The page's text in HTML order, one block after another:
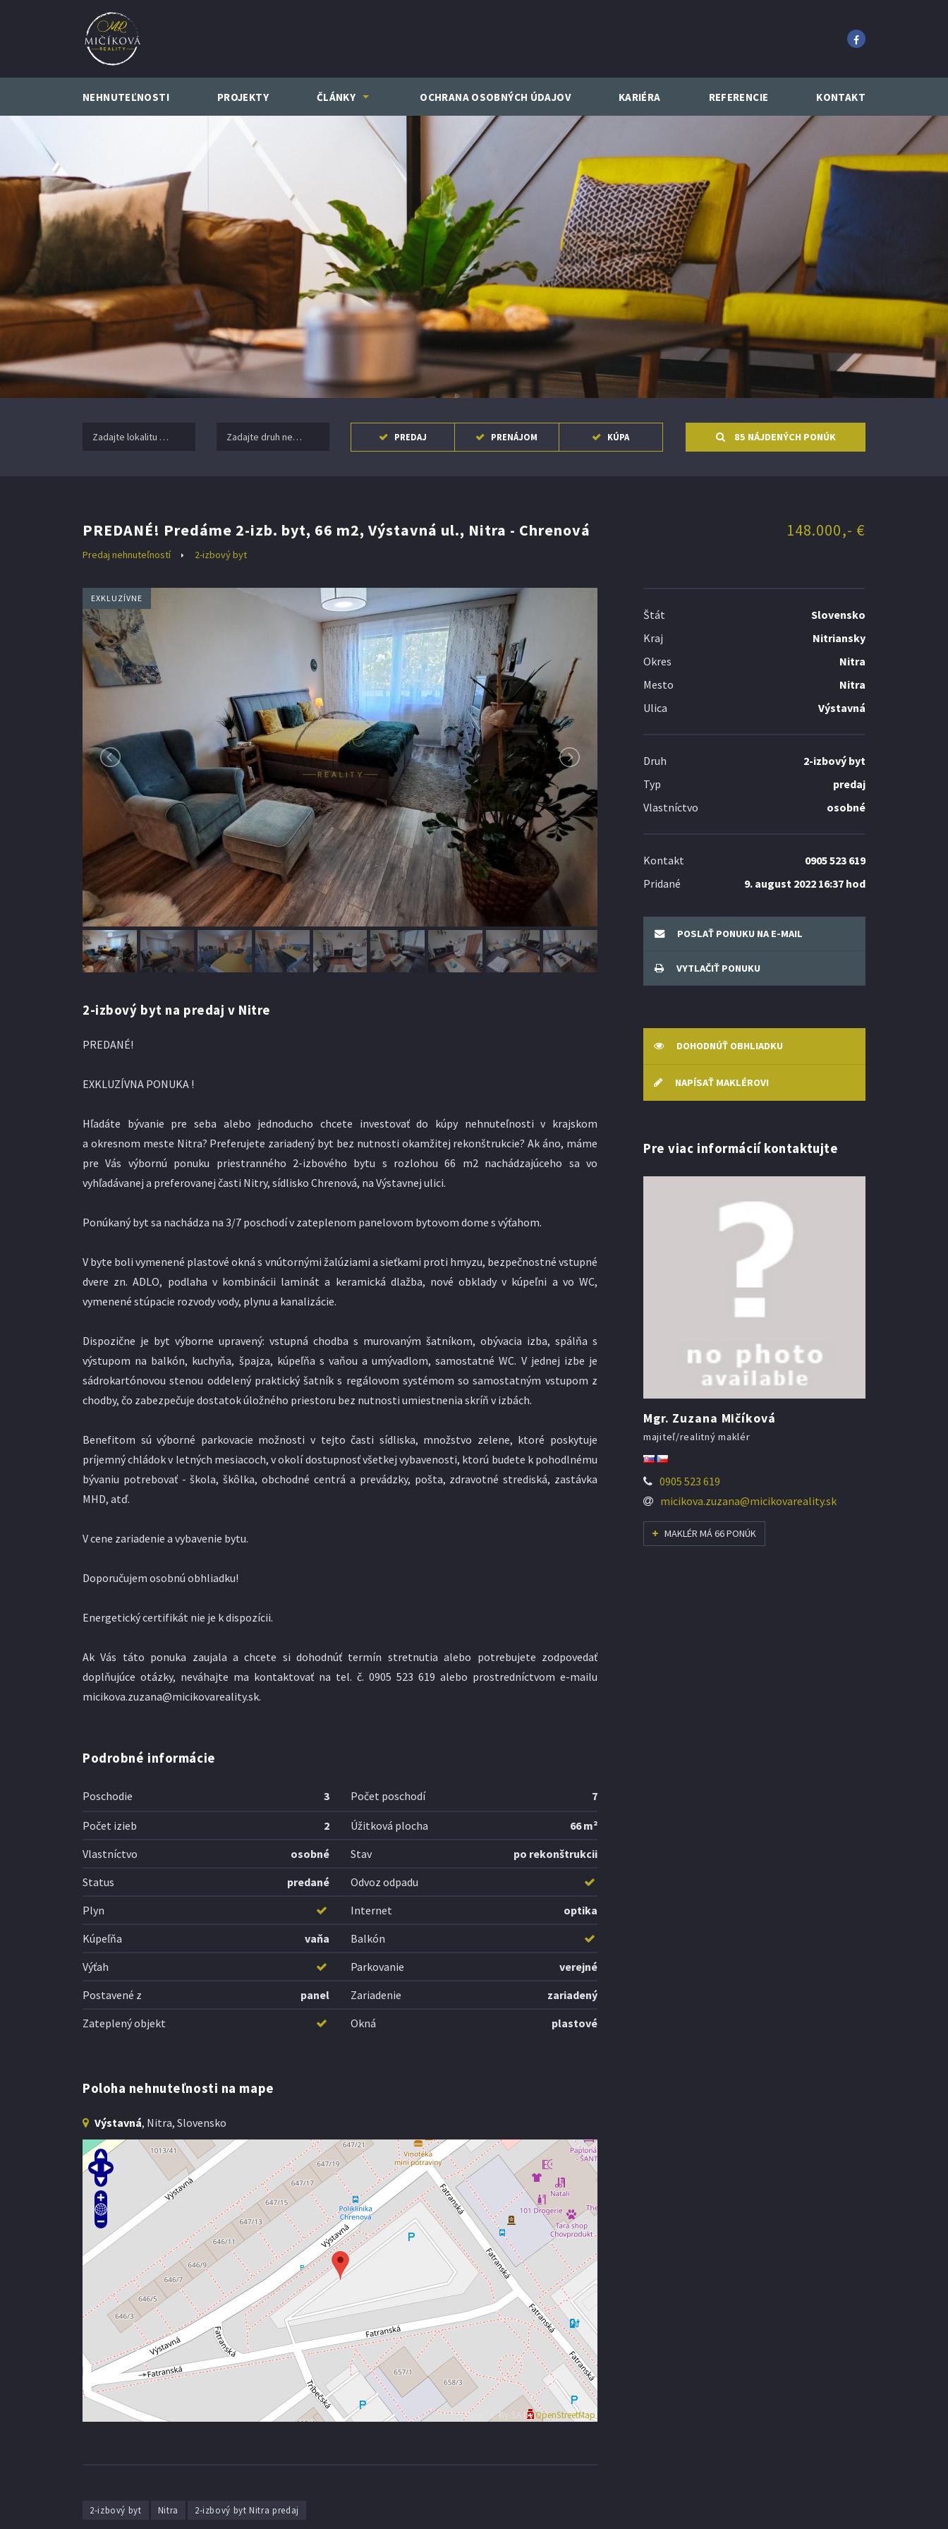
NEHNUTEĽNOSTI PROJEKTY ČLÁNKY OCHRANA OSOBNÝCH ÚDAJOV KARIÉRA REFERENCIE KONTAKT
Zadajte lokalitu nehnuteľnosti .. Zadajte druh nehnuteľnosti .. PREDAJ PRENÁJOM KÚPA 85 NÁJDENÝCH PONÚK
PREDANÉ! Predáme 2-izb. byt, 66 m2, Výstavná ul., Nitra - Chrenová 148.000,- €
Predaj nehnuteľností 2-izbový byt
EXKLUZÍVNE
2-izbový byt na predaj v Nitre
PREDANÉ!
EXKLUZÍVNA PONUKA !
Hľadáte bývanie pre seba alebo jednoducho chcete investovať do kúpy nehnuteľnosti v krajskom
a okresnom meste Nitra? Preferujete zariadený byt bez nutnosti okamžitej rekonštrukcie? Ak áno, máme
pre Vás výbornú ponuku priestranného 2-izbového bytu s rozlohou 66 m2 nachádzajúceho sa vo
vyhľadávanej a preferovanej časti Nitry, sídlisko Chrenová, na Výstavnej ulici.
Ponúkaný byt sa nachádza na 3/7 poschodí v zateplenom panelovom bytovom dome s výťahom.
V byte boli vymenené plastové okná s vnútornými žalúziami a sieťkami proti hmyzu, bezpečnostné vstupné
dvere zn. ADLO, podlaha v kombinácii laminát a keramická dlažba, nové obklady v kúpeľni a vo WC,
vymenené stúpacie rozvody vody, plynu a kanalizácie.
Dispozične je byt výborne upravený: vstupná chodba s murovaným šatníkom, obývacia izba, spálňa s
výstupom na balkón, kuchyňa, špajza, kúpeľňa s vaňou a umývadlom, samostatné WC. V jednej izbe je
sádrokartónovou stenou oddelený praktický šatník s regálovom systémom so samostatným vstupom z
chodby, čo zabezpečuje dostatok úložného priestoru bez nutnosti umiestnenia skríň v izbách.
Benefitom sú výborné parkovacie možnosti v tejto časti sídliska, množstvo zelene, ktoré poskytuje
príjemný chládok v letných mesiacoch, v okolí dostupnosť všetkej vybavenosti, ktorú budete k pohodlnému
bývaniu potrebovať - škola, škôlka, obchodné centrá a prevádzky, pošta, zdravotné strediská, zastávka
MHD, atď.
V cene zariadenie a vybavenie bytu.
Doporučujem osobnú obhliadku!
Energetický certifikát nie je k dispozícii.
Ak Vás táto ponuka zaujala a chcete si dohodnúť termín stretnutia alebo potrebujete zodpovedať
doplňujúce otázky, neváhajte ma kontaktovať na tel. č. 0905 523 619 alebo prostredníctvom e-mailu
micikova.zuzana@micikovareality.sk.
Podrobné informácie
Poschodie 3 Počet poschodí 7
Počet izieb 2 Úžitková plocha
66 m²
Vlastníctvo
osobné Stav
po rekonštrukcii
Status
predané
Odvoz odpadu
Plyn
Internet
optika
Kúpeľňa
vaňa
Balkón
Výťah
Parkovanie
verejné
Postavené z
panel Zariadenie
zariadený
Zateplený objekt
Okná plastové
Poloha nehnuteľnosti na mape
Výstavná, Nitra, Slovensko
Data CC-By-SA byOpenStreetMap
2-izbový byt Nitra 2-izbový byt Nitra predaj
Štát
Slovensko
Kraj
Nitriansky
Okres
Nitra
Mesto
Nitra
Ulica
Výstavná
Druh
2-izbový byt
Typ
predaj
Vlastníctvo
osobné
Kontakt
0905 523 619
Pridané
9. august 2022 16:37 hod
POSLAŤ PONUKU NA E-MAIL
VYTLAČIŤ PONUKU
DOHODNÚŤ OBHLIADKU
NAPÍSAŤ MAKLÉROVI
Pre viac informácií kontaktujte
Mgr. Zuzana Mičíková
majiteľ/realitný maklér
0905 523 619
micikova.zuzana@micikovareality.sk
MAKLÉR MÁ 66 PONÚK